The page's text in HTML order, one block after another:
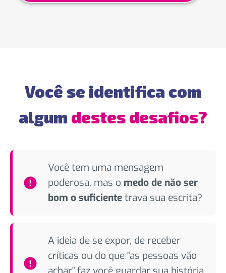
Você se identifica com
algum destes desafios?
Você tem uma mensagem
poderosa, mas o medo de não ser
bom o suficiente trava sua escrita?
A ideia de se expor, de receber
críticas ou do que "as pessoas vão